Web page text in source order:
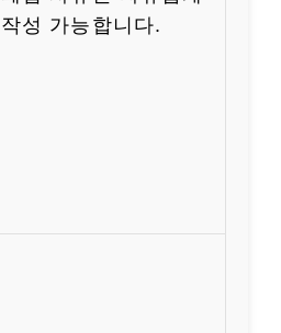
작성 가능합니다.